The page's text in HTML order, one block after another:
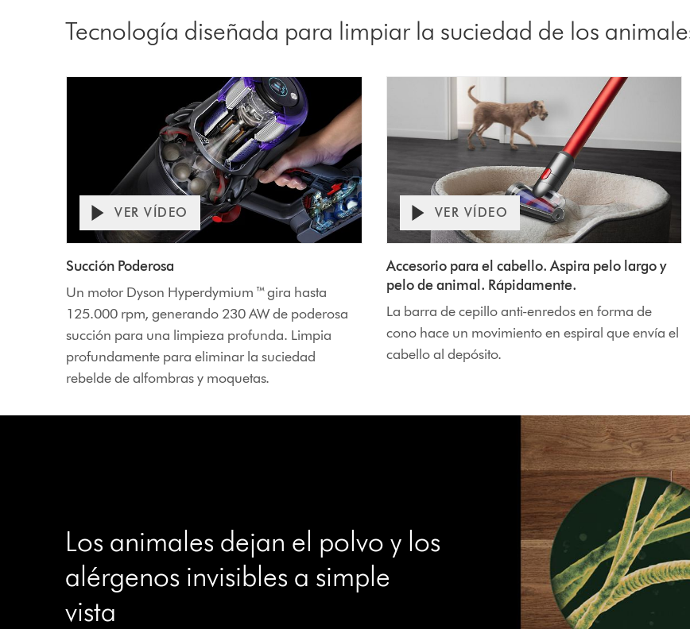
Tecnología diseñada para limpiar la suciedad de los
VER VÍDEO
Succión Poderosa
Un motor Dyson Hyperdymium ™ gira hasta
125.000 rpm, generando 230 AW de poderosa
succión para una limpieza profunda. Limpia
profundamente para eliminar la suciedad
rebelde de alfombras y moquetas.
VER VÍDEO
Accesorio para el cabello. Aspira pelo largo y
pelo de animal. Rápidamente.
La barra de cepillo anti-enredos en forma de
cono hace un movimiento en espiral que envía el
cabello al depósito.
Los animales dejan el polvo y los
alérgenos invisibles a simple
vista